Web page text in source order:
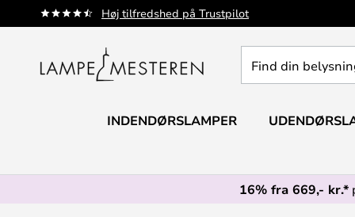
Høj tilfredshed på Trustpilot
Skip
to
din
INDENDØRSLAMPER
16% fra 669,- kr.*